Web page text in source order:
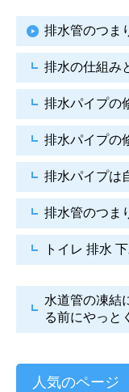
排水管のつま
排水の仕組み
排水パイプの
排水パイプの
排水パイプは
排水管のつま
トイレ 排水
水道管の凍結
る前にやっと
人気のページ